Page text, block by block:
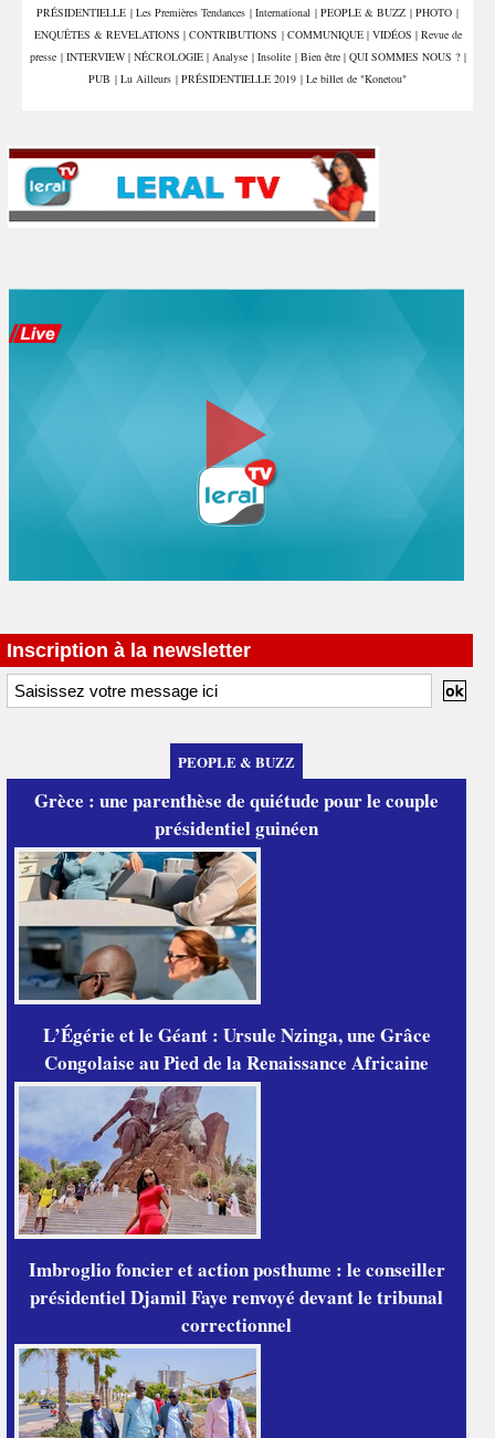
PRÉSIDENTIELLE | Les Premières Tendances | International | PEOPLE & BUZZ | PHOTO |
ENQUÊTES & REVELATIONS | CONTRIBUTIONS | COMMUNIQUE | VIDÉOS | Revue de
presse | INTERVIEW | NÉCROLOGIE | Analyse | Insolite | Bien être | QUI SOMMES NOUS ? |
PUB | Lu Ailleurs | PRÉSIDENTIELLE 2019 | Le billet de "Konetou"
Inscription à la newsletter
PEOPLE & BUZZ
Grèce : une parenthèse de quiétude pour le couple
présidentiel guinéen
L’Égérie et le Géant : Ursule Nzinga, une Grâce
Congolaise au Pied de la Renaissance Africaine
Imbroglio foncier et action posthume : le conseiller
présidentiel Djamil Faye renvoyé devant le tribunal
correctionnel